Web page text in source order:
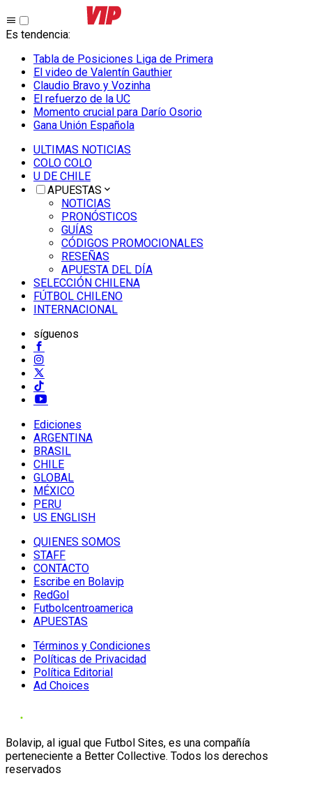
Es tendencia:
Tabla de Posiciones Liga de Primera
El video de Valentín Gauthier
Claudio Bravo y Vozinha
El refuerzo de la UC
Momento crucial para Darío Osorio
Gana Unión Española
ULTIMAS NOTICIAS
COLO COLO
U DE CHILE
APUESTAS
NOTICIAS
PRONÓSTICOS
GUÍAS
CÓDIGOS PROMOCIONALES
RESEÑAS
APUESTA DEL DÍA
SELECCIÓN CHILENA
FÚTBOL CHILENO
INTERNACIONAL
síguenos
Ediciones
ARGENTINA
BRASIL
CHILE
GLOBAL
MÉXICO
PERU
US ENGLISH
QUIENES SOMOS
STAFF
CONTACTO
Escribe en Bolavip
RedGol
Futbolcentroamerica
APUESTAS
Términos y Condiciones
Políticas de Privacidad
Política Editorial
Ad Choices
Bolavip, al igual que Futbol Sites, es una compañía
perteneciente a Better Collective. Todos los derechos
reservados